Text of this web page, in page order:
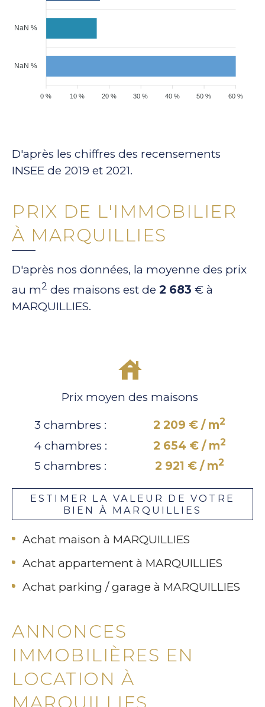
NaN %
NaN %
60 %
50 %
40 %
30 %
20 %
10 %
0 %
D'après les chiffres des recensements
INSEE de 2019 et 2021.
PRIX DE L'IMMOBILIER
À MARQUILLIES
D'après nos données, la moyenne des prix
au m2 des maisons est de 2 683 € à
MARQUILLIES.
Prix moyen des maisons
3 chambres : 2 209 € / m2
4 chambres : 2 654 € / m2
5 chambres : 2 921 € / m2
ESTIMER LA VALEUR DE VOTRE
BIEN À MARQUILLIES
Achat maison à MARQUILLIES
Achat appartement à MARQUILLIES
Achat parking / garage à MARQUILLIES
ANNONCES
IMMOBILIÈRES EN
LOCATION À
MARQUILLIES